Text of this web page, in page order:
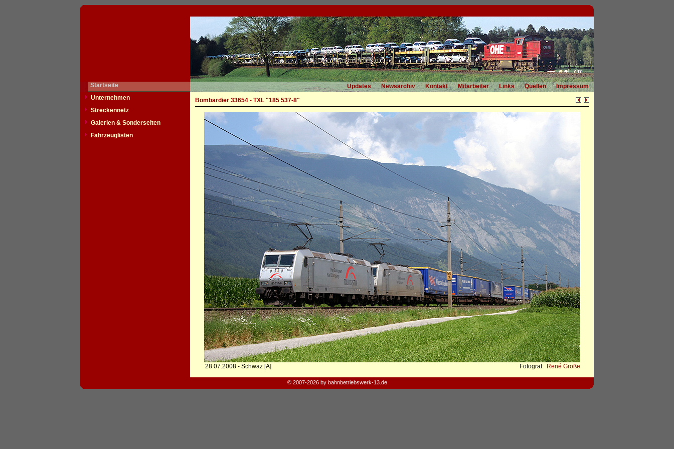
Startseite Updates Newsarchiv Kontakt Mitarbeiter Links Quellen
Impressum
Unternehmen
Streckennetz
Galerien & Sonderseiten
Fahrzeuglisten
Bombardier 33654 - TXL "185 537-8"
28.07.2008 - Schwaz [A] Fotograf: René Große
© 2007-2026 by bahnbetriebswerk-13.de